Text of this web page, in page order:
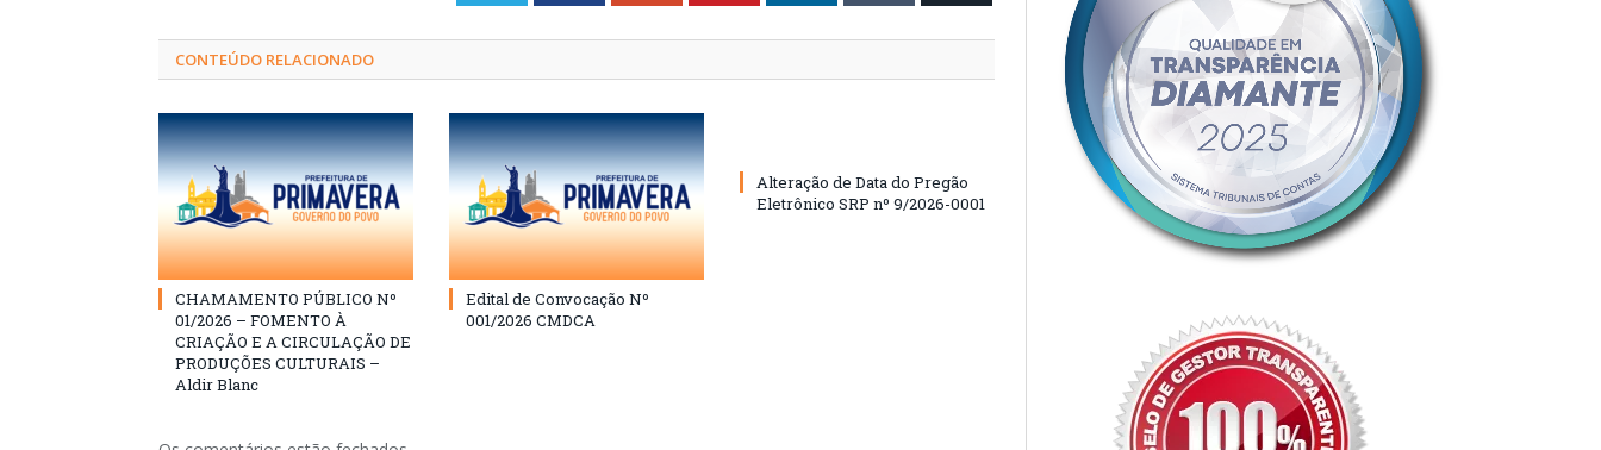
CONTEÚDO RELACIONADO
CHAMAMENTO PÚBLICO Nº
01/2026 – FOMENTO À
CRIAÇÃO E A CIRCULAÇÃO DE
PRODUÇÕES CULTURAIS –
Aldir Blanc
Edital de Convocação Nº
001/2026 CMDCA
Alteração de Data do Pregão
Eletrônico SRP nº 9/2026-0001